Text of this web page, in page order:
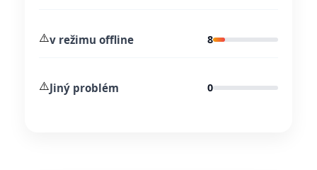
⚠️v režimu offline 8
⚠️Jiný problém 0